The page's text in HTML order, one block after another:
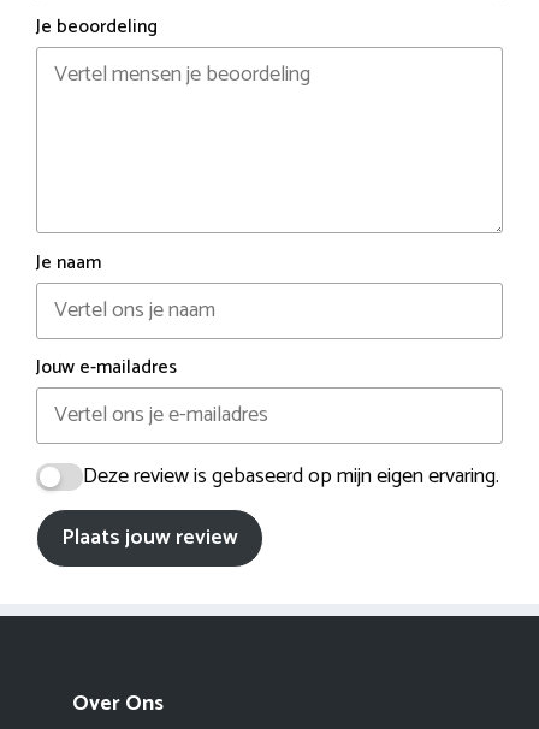
Je beoordeling
Je naam
Jouw e-mailadres
Deze review is gebaseerd op mijn eigen ervaring.
Plaats jouw review
Over Ons